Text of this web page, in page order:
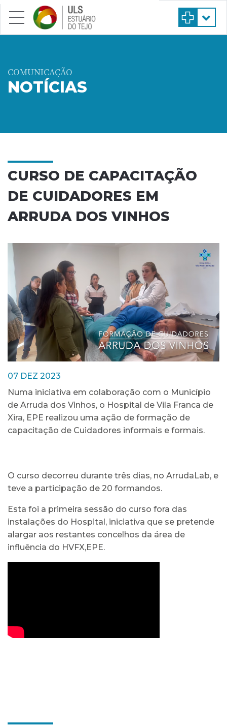
Saltar para conteúdo principal
COMUNICAÇÃO
NOTÍCIAS
CURSO DE CAPACITAÇÃO
DE CUIDADORES EM
ARRUDA DOS VINHOS
07 DEZ 2023
Numa iniciativa em colaboração com o Município
de Arruda dos Vinhos, o Hospital de Vila Franca de
Xira, EPE realizou uma ação de formação de
capacitação de Cuidadores informais e formais.
O curso decorreu durante três dias, no ArrudaLab, e
teve a participação de 20 formandos.
Esta foi a primeira sessão do curso fora das
instalações do Hospital, iniciativa que se pretende
alargar aos restantes concelhos da área de
influência do HVFX,EPE.